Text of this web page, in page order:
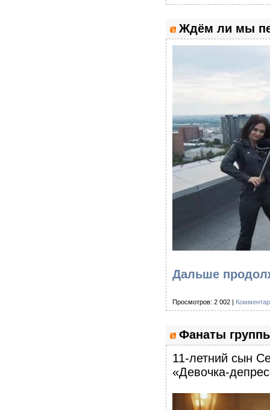
Ждём ли мы
Дальше
Просмотров: 2 002 |
Фанаты
11-летний сын
«Девочка-